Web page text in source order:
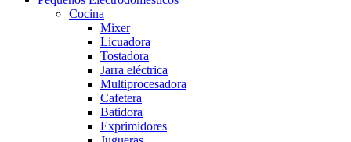
Cocina
Mixer
Licuadora
Tostadora
Jarra eléctrica
Multiprocesadora
Cafetera
Batidora
Exprimidores